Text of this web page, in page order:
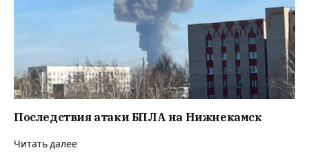
Последствия атаки БПЛА на Нижнекамск
Читать далее